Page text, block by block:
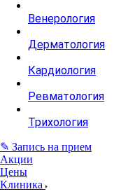
Венерология
Дерматология
Кардиология
Ревматология
Трихология
✎ Запись на прием
Акции
Цены
Клиника